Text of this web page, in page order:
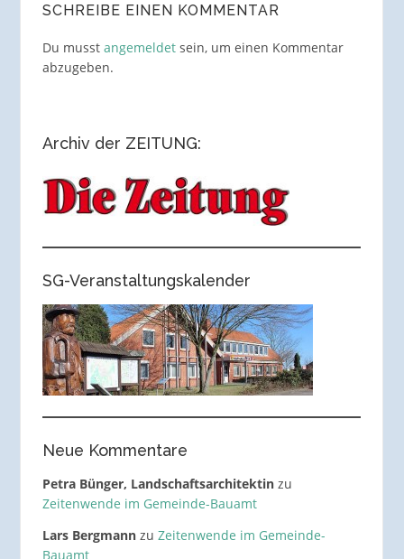
SCHREIBE EINEN KOMMENTAR
Du musst angemeldetsein, um einen Kommentar
abzugeben.
Archiv der ZEITUNG:
SG-Veranstaltungskalender
Neue Kommentare
Petra Bünger, Landschaftsarchitektinzu
Zeitenwende im Gemeinde-Bauamt
Lars Bergmannzu Zeitenwende im Gemeinde-
Bauamt